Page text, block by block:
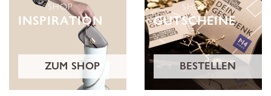
SHOP
INSPIRATION
ZUM SHOP
SHOP
GUTSCHEINE
BESTELLEN